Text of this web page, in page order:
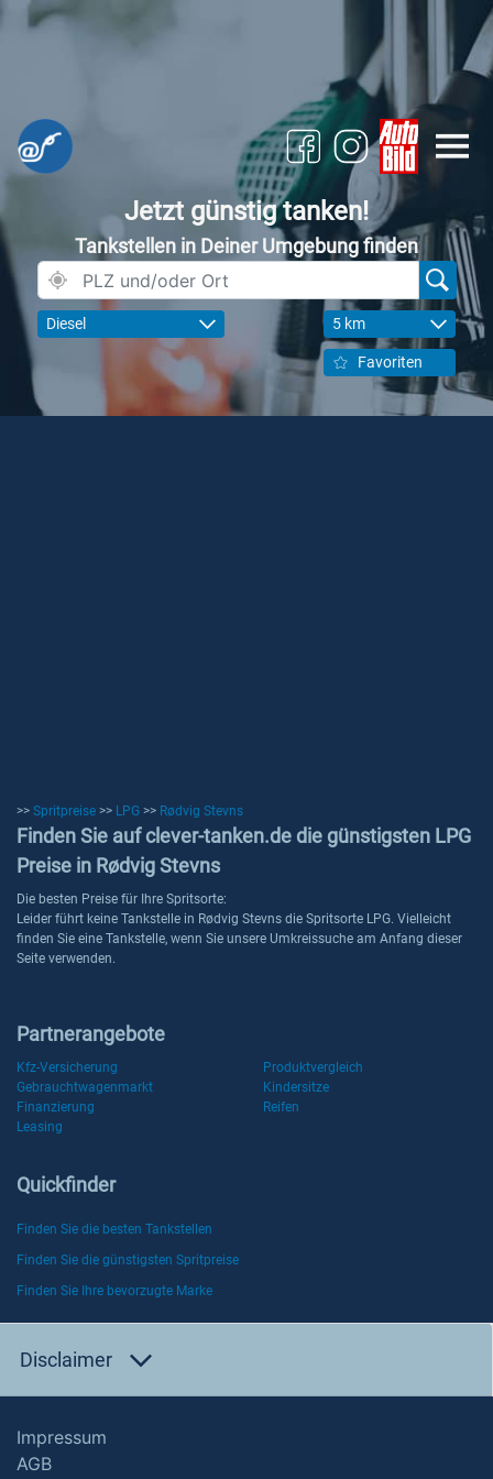
Jetzt günstig tanken!
Tankstellen in Deiner Umgebung finden
Diesel 5 km
Favoriten
>> Spritpreise >> LPG >> Rødvig Stevns
Finden Sie auf clever-tanken.de die günstigsten LPG
Preise in Rødvig Stevns
Die besten Preise für Ihre Spritsorte:
Leider führt keine Tankstelle in Rødvig Stevns die Spritsorte LPG. Vielleicht
finden Sie eine Tankstelle, wenn Sie unsere Umkreissuche am Anfang dieser
Seite verwenden.
Partnerangebote
Kfz-Versicherung
Produktvergleich
Gebrauchtwagenmarkt
Kindersitze
Finanzierung
Reifen
Leasing
Quickfinder
Finden Sie die besten Tankstellen
Finden Sie die günstigsten Spritpreise
Finden Sie Ihre bevorzugte Marke
Disclaimer
Impressum
AGB